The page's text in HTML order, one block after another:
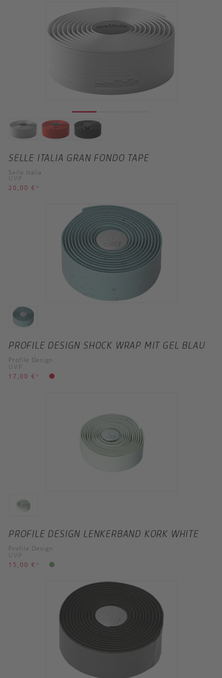
SELLE ITALIA GRAN FONDO TAPE
Selle Italia
UVP
20,00 € *
PROFILE DESIGN SHOCK WRAP MIT GEL BLAU
Profile Design
UVP
17,00 € *
PROFILE DESIGN LENKERBAND KORK WHITE
Profile Design
UVP
15,00 € *